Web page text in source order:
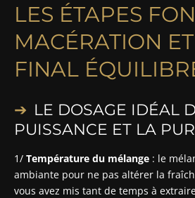
LES ÉTAPES
MACÉRATION
FINAL
LE DOSAGE IDÉAL
PUISSANCE ET LA
1/ Température du mélange : le
ambiante pour ne pas altérer la
vous avez mis tant de temps à